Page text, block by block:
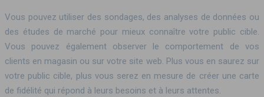
Vous pouvez utiliser des sondages, des analyses de données ou
des études de marché pour mieux connaître votre public cible.
Vous pouvez également observer le comportement de vos
clients en magasin ou sur votre site web. Plus vous en saurez sur
votre public cible, plus vous serez en mesure de créer une carte
de fidélité qui répond à leurs besoins et à leurs attentes.